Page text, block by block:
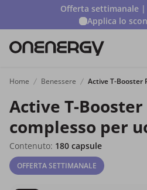
Offerta settimanale
Applica lo
Home Benessere
Active T-Booster
complesso per
Contenuto: 180 capsule
OFFERTA SETTIMANALE